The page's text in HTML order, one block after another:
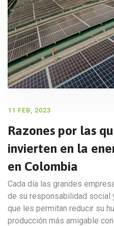
11 FEB, 2023
Razones por las
invierten en la
en Colombia
Cada día las grandes
de su responsabilidad social
que les permitan reducir su
producción más amigable con